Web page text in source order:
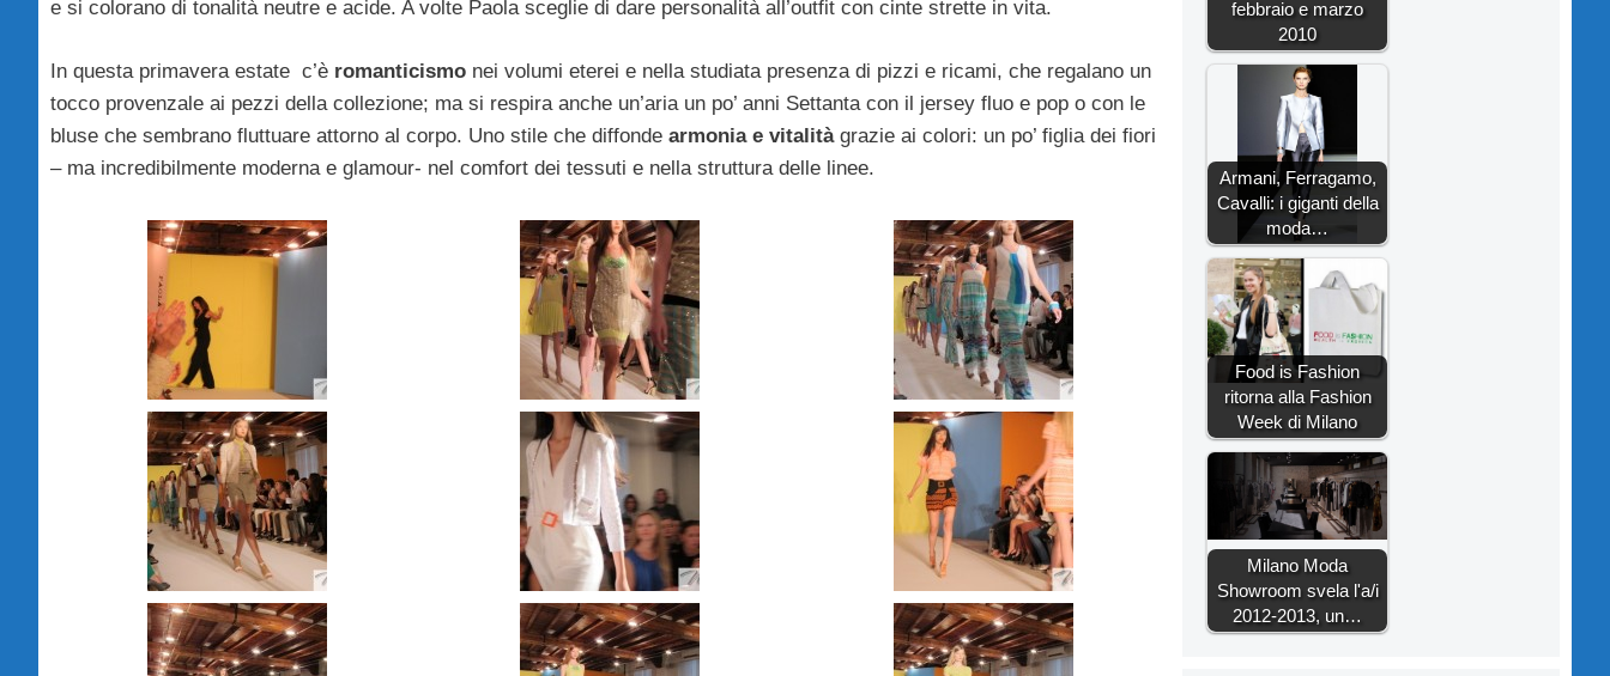
e si colorano di tonalità neutre e acide. A volte Paola sceglie di dare personalità all’outfit con cinte strette in vita.
In questa primavera estate c’è romanticismo nei volumi eterei e nella studiata presenza di pizzi e ricami, che regalano un
tocco provenzale ai pezzi della collezione; ma si respira anche un’aria un po’ anni Settanta con il jersey fluo e pop o con le
bluse che sembrano fluttuare attorno al corpo. Uno stile che diffonde armonia e vitalitàgrazie ai colori: un po’ figlia dei fiori
– ma incredibilmente moderna e glamour- nel comfort dei tessuti e nella struttura delle linee.
febbraio e marzo
2010
Armani, Ferragamo,
Cavalli: i giganti della
moda…
Food is Fashion
ritorna alla Fashion
Week di Milano
Milano Moda
Showroom svela l'a/i
2012-2013, un…